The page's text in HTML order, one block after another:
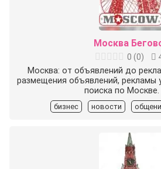
Москва
0 (0)
Москва: от объявлений до
размещения объявлений, рекламы
поиска по
бизнес новости